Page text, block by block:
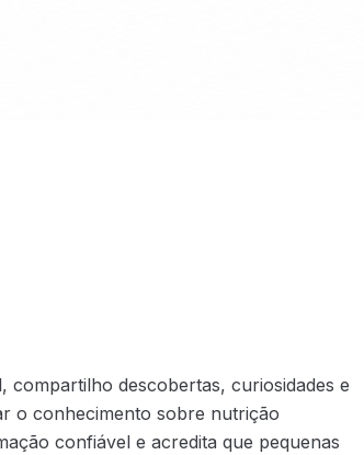
descobertas, curiosidades e
o conhecimento sobre nutrição
confiável e acredita que pequenas